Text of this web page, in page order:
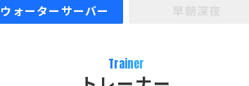
ウォーターサーバー
Trainer